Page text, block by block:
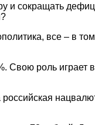
и сокращать
все – в
Свою роль